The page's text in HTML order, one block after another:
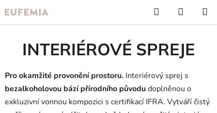
na
obsah
Hledat
KOŠÍK
INTERIÉROVÉ SPREJE
Pro okamžité provonění prostoru. Interiérový sprej s
bezalkoholovou bází přírodního původudoplněnou o
exkluzivní vonnou kompozici s certifikací IFRA. Vytváří čistý